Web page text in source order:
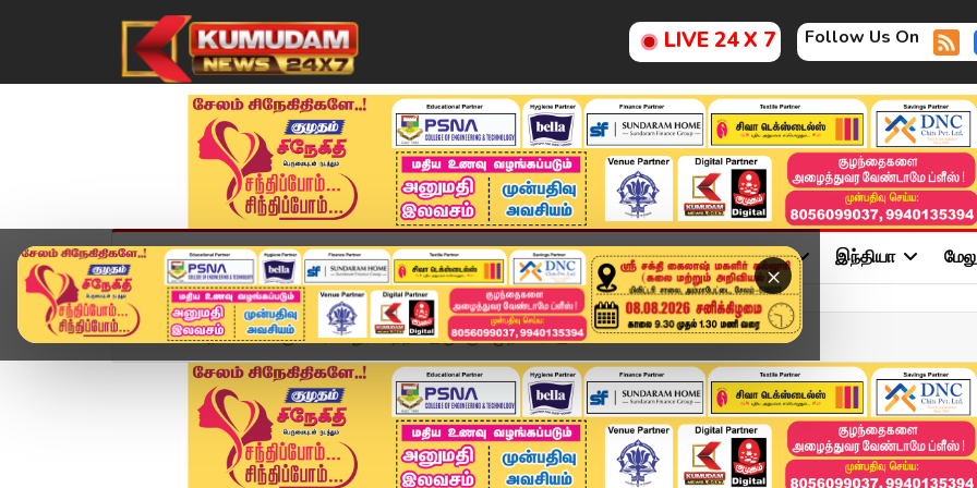
LIVE 24 X 7 Follow Us On
×
முகப்பு விளையாட்டு அண்மை தமிழ்நாடு சினிமா அரசியல் விளையாட்டு இந்தியா
Home அரசியல் கும்பகர்ண தூக்கத்தில் இருக்கும் முதல்வர்.. இபிஎ...